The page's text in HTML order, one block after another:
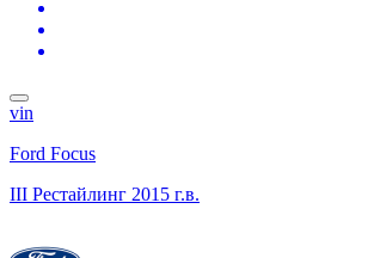
vin
Ford Focus
III Рестайлинг 2015 г.в.